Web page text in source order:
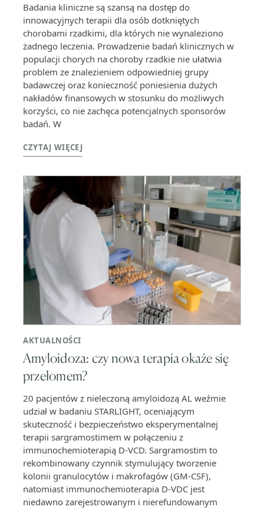
Badania kliniczne są szansą na dostęp do
innowacyjnych terapii dla osób dotkniętych
chorobami rzadkimi, dla których nie wynaleziono
żadnego leczenia. Prowadzenie badań klinicznych w
populacji chorych na choroby rzadkie nie ułatwia
problem ze znalezieniem odpowiedniej grupy
badawczej oraz konieczność poniesienia dużych
nakładów finansowych w stosunku do możliwych
korzyści, co nie zachęca potencjalnych sponsorów
badań. W
CZYTAJ WIĘCEJ
AKTUALNOŚCI
Amyloidoza: czy nowa terapia okaże się
przełomem?
20 pacjentów z nieleczoną amyloidozą AL weźmie
udział w badaniu STARLIGHT, oceniającym
skuteczność i bezpieczeństwo eksperymentalnej
terapii sargramostimem w połączeniu z
immunochemioterapią D-VCD. Sargramostim to
rekombinowany czynnik stymulujący tworzenie
kolonii granulocytów i makrofagów (GM-CSF),
natomiast immunochemioterapia D-VDC jest
niedawno zarejestrowanym i nierefundowanym